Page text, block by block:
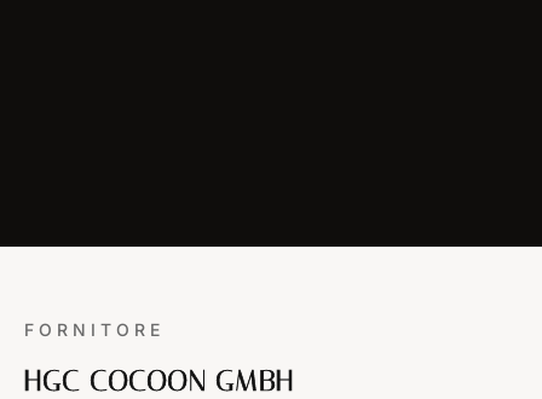
FORNITORE
HGC COCOON GMBH